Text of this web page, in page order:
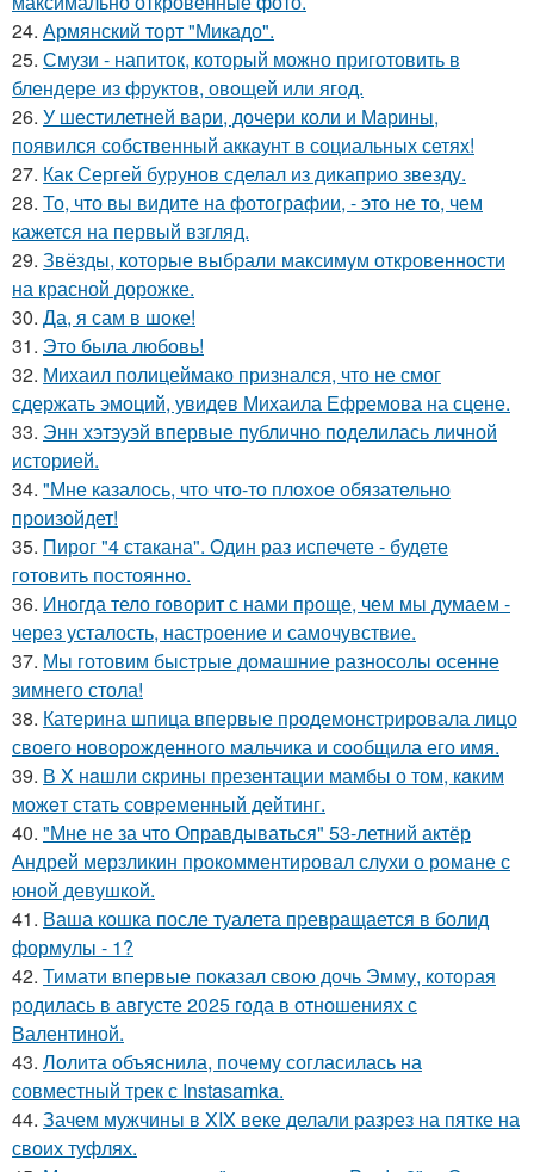
24. Армянский торт "Микадо".
25. Смузи - напиток, который можно приготовить в
блендере из фруктов, овощей или ягод.
26. У шестилетней вари, дочери коли и Марины,
появился собственный аккаунт в социальных сетях!
27. Как Сергей бурунов сделал из дикаприо звезду.
28. То, что вы видите на фотографии, - это не то, чем
кажется на первый взгляд.
29. Звёзды, которые выбрали максимум откровенности
на красной дорожке.
30. Да, я сам в шоке!
31. Это была любовь!
32. Михаил полицеймако признался, что не смог
сдержать эмоций, увидев Михаила Ефремова на сцене.
33. Энн хэтэуэй впервые публично поделилась личной
историей.
34. "Мне казалось, что что-то плохое обязательно
произойдет!
35. Пирог "4 стaкана". Один раз испечете - будете
готовить постоянно.
36. Иногда тело говорит с нами проще, чем мы думаем -
через усталость, настроение и самочувствие.
37. Мы готовим быстрые домашние разносолы осенне
зимнего стола!
38. Катерина шпица впервые продемонстрировала лицо
своего новорожденного мальчика и сообщила его имя.
39. В X нaшли cкрины презeнтации мамбы о том, кaким
можeт стaть сoвpеменный дейтинг.
40. "Мне не за что Оправдываться" 53-летний актёр
Андрей мерзликин прокомментировал слухи о романе с
юной девушкой.
41. Ваша кошка после туалета превращается в болид
формулы - 1?
42. Тимати впервые показал свою дочь Эмму, которая
родилась в августе 2025 года в отношениях с
Валентиной.
43. Лолита объяснила, почему согласилась на
совместный трек с Instasamka.
44. Зачем мужчины в XIX веке делали разрез на пятке на
своих туфлях.